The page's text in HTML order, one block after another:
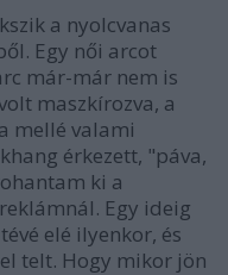
a nyolcvanas
Egy női arcot
már-már nem is
maszkírozva, a
mellé valami
érkezett, "páva,
ki a
Egy ideig
elé ilyenkor, és
telt. Hogy mikor jön